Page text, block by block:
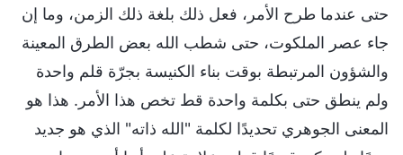
حتى عندما طرح الأمر، فعل ذلك بلغة ذلك الزمن، وما إن
جاء عصر الملكوت، حتى شطب الله بعض الطرق المعينة
والشؤون المرتبطة بوقت بناء الكنيسة بجرّة قلم واحدة
ولم ينطق حتى بكلمة واحدة قط تخص هذا الأمر. هذا هو
المعنى الجوهري تحديدًا لكلمة "الله ذاته" الذي هو جديد